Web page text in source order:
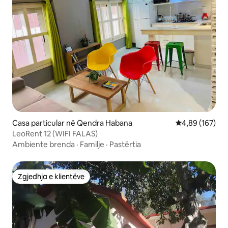
Casa particular në Qendra Habana Vlerësimi
4,89 (167)
LeoRent 12 (WIFI FALAS)
Ambiente brenda · Familje · Pastërtia
Zgjedhja e klientëve
Zgjedhja e klientëve